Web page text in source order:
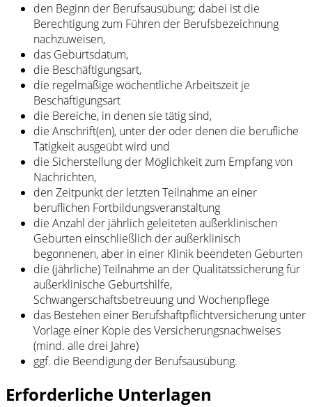
den Beginn der Berufsausübung; dabei ist die
Berechtigung zum Führen der Berufsbezeichnung
nachzuweisen,
das Geburtsdatum,
die Beschäftigungsart,
die regelmäßige wöchentliche Arbeitszeit je
Beschäftigungsart
die Bereiche, in denen sie tätig sind,
die Anschrift(en), unter der oder denen die berufliche
Tätigkeit ausgeübt wird und
die Sicherstellung der Möglichkeit zum Empfang von
Nachrichten,
den Zeitpunkt der letzten Teilnahme an einer
beruflichen Fortbildungsveranstaltung
die Anzahl der jährlich geleiteten außerklinischen
Geburten einschließlich der außerklinisch
begonnenen, aber in einer Klinik beendeten Geburten
die (jährliche) Teilnahme an der Qualitätssicherung für
außerklinische Geburtshilfe,
Schwangerschaftsbetreuung und Wochenpflege
das Bestehen einer Berufshaftpflichtversicherung unter
Vorlage einer Kopie des Versicherungsnachweises
(mind. alle drei Jahre)
ggf. die Beendigung der Berufsausübung.
Erforderliche Unterlagen